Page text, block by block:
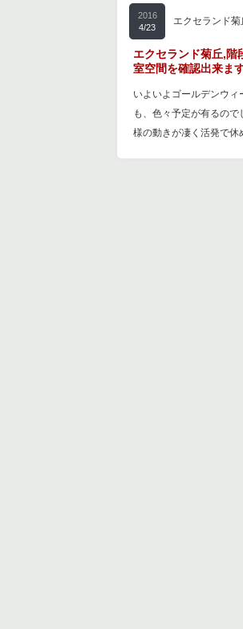
2016
4/23
エクセランド
エクセランド菊丘,階
室空間を確認出来ま
いよいよゴールデンウ
も、色々予定が有るの
様の動きが凄く活発で